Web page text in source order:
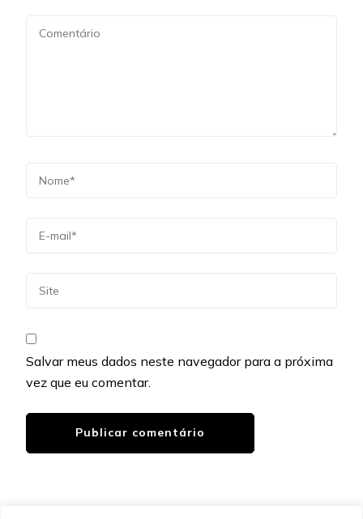
Salvar meus dados neste navegador para a próxima
vez que eu comentar.